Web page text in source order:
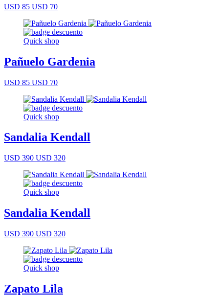
USD 85 USD 70
Quick shop
Pañuelo Gardenia
USD 85 USD 70
Quick shop
Sandalia Kendall
USD 390 USD 320
Quick shop
Sandalia Kendall
USD 390 USD 320
Quick shop
Zapato Lila